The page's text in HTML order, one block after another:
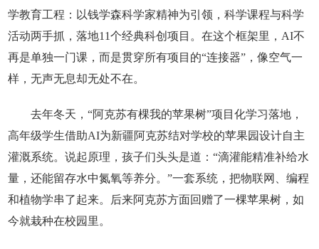
学教育工程：以钱学森科学家精神为引领，科学课程与科学
活动两手抓，落地11个经典科创项目。在这个框架里，AI不
再是单独一门课，而是贯穿所有项目的“连接器”，像空气一
样，无声无息却无处不在。
去年冬天，“阿克苏有棵我的苹果树”项目化学习落地，
高年级学生借助AI为新疆阿克苏结对学校的苹果园设计自主
灌溉系统。说起原理，孩子们头头是道：“滴灌能精准补给水
量，还能留存水中氮氧等养分。”一套系统，把物联网、编程
和植物学串了起来。后来阿克苏方面回赠了一棵苹果树，如
今就栽种在校园里。